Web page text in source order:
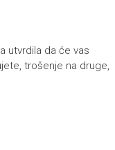
utvrdila da će vas
trošenje na druge,